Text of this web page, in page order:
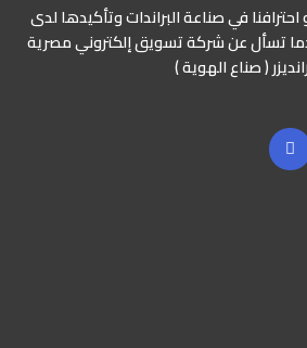
احترافنا في صناعة البراندات وتأكيدها لدى
تسأل عن شركة تسويق إلكتروني مصرية
( صناع الهوية )